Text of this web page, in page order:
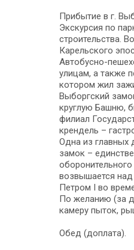
Прибытие в г.
Экскурсия по
строительства.
Карельского
Автобусно-
улицам, а также
котором жил
Выборгский
круглую Башню,
филиал
крендель –
Одна из главных
замок –
возвышается
Петром I во
По желанию (за
камеру пыток,
Обед (доплата).